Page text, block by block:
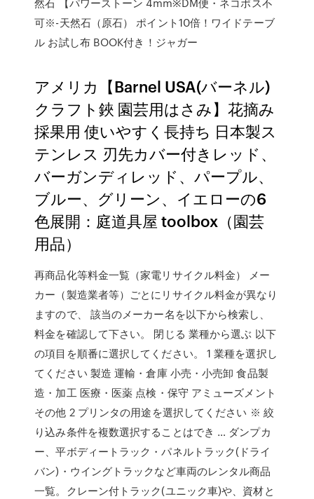
可※-天然石（原石） ポイント10倍！ワイドテーブ
ル お試し布 BOOK付き！ジャガー
アメリカ【Barnel USA(バーネル)
クラフト鋏 園芸用はさみ】花摘み
採果用 使いやすく長持ち 日本製ス
テンレス 刃先カバー付きレッド、
バーガンディレッド、パープル、
ブルー、グリーン、イエローの6
色展開：庭道具屋 toolbox（園芸
用品）
再商品化等料金一覧（家電リサイクル料金） メー
カー（製造業者等）ごとにリサイクル料金が異なり
ますので、 該当のメーカー名を以下から検索し、
料金を確認して下さい。 閉じる 業種から選ぶ 以下
の項目を順番に選択してください。 1 業種を選択し
てください 製造 運輸・倉庫 小売・小売卸 食品製
造・加工 医療・医薬 点検・保守 アミューズメント
その他 2 プリンタの用途を選択してください ※ 絞
り込み条件を複数選択することはでき … ダンプカ
ー、平ボディートラック・パネルトラック(ドライ
バン)・ウイングトラックなど車両のレンタル商品
一覧。クレーン付トラック(ユニック車)や、資材と